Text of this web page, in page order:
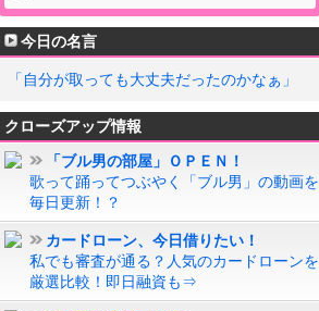
今日の名言
「自分が取っても大丈夫だったのかなぁ」
クローズアップ情報
「ブル男の部屋」ＯＰＥＮ！
歌って踊ってつぶやく「ブル男」の動画を
毎日更新！？
カードローン、今日借りたい！
私でも審査が通る？人気のカードローンを
厳選比較！即日融資も⇒